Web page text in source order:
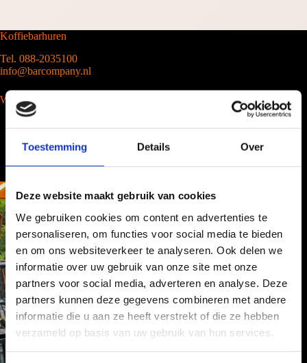
Toestemming Details Over
Deze website maakt gebruik van cookies
We gebruiken cookies om content en advertenties te
personaliseren, om functies voor social media te bieden
en om ons websiteverkeer te analyseren. Ook delen we
informatie over uw gebruik van onze site met onze
partners voor social media, adverteren en analyse. Deze
partners kunnen deze gegevens combineren met andere
informatie die u aan ze heeft verstrekt of die ze hebben
verzameld op basis van uw gebruik van hun services.
Koffiebarhuren
Tel. 088-2035100
info@barcompany.nl
Wij werken landelijk